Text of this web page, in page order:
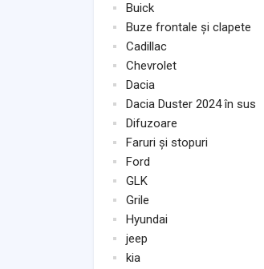
Buick
Buze frontale și clapete
Cadillac
Chevrolet
Dacia
Dacia Duster 2024 în sus
Difuzoare
Faruri și stopuri
Ford
GLK
Grile
Hyundai
jeep
kia